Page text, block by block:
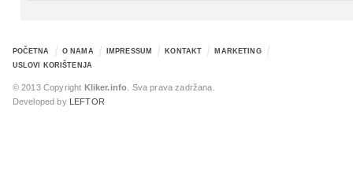
POČETNA O NAMA IMPRESSUM KONTAKT
MARKETING
USLOVI KORIŠTENJA
© 2013 Copyright Kliker.info . Sva prava zadržana.
Developed by
LEFTOR